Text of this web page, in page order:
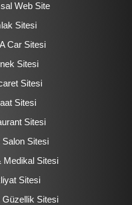
Web Site
Sitesi
Car Sitesi
Sitesi
Sitesi
Sitesi
Sitesi
Salon Sitesi
Medikal Sitesi
Sitesi
Güzellik Sitesi